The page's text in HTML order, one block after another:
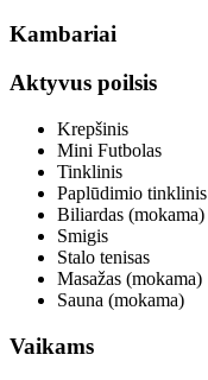
Kambariai
Aktyvus poilsis
Krepšinis
Mini Futbolas
Tinklinis
Paplūdimio tinklinis
Biliardas (mokama)
Smigis
Stalo tenisas
Masažas (mokama)
Sauna (mokama)
Vaikams